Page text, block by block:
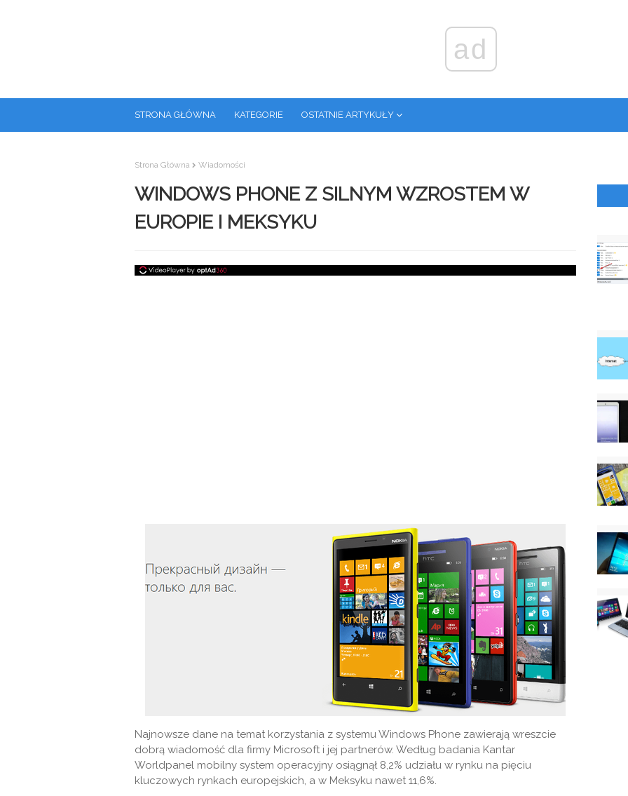
ad
STRONA GŁÓWNA KATEGORIE OSTATNIE ARTYKUŁY
Strona Główna Wiadomości
WINDOWS PHONE Z SILNYM WZROSTEM W
EUROPIE I MEKSYKU
Najnowsze dane na temat korzystania z systemu Windows Phone zawierają wreszcie
dobrą wiadomość dla firmy Microsoft i jej partnerów. Według badania Kantar
Worldpanel mobilny system operacyjny osiągnął 8,2% udziału w rynku na pięciu
kluczowych rynkach europejskich, a w Meksyku nawet 11,6%.